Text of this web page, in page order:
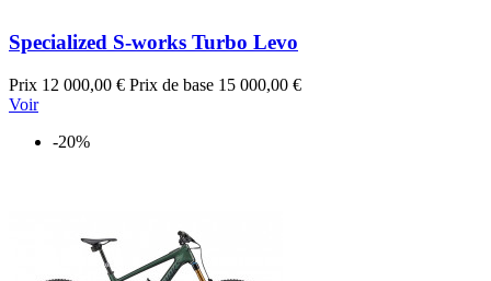
Specialized S-works Turbo Levo
Prix 12 000,00 € Prix de base 15 000,00 €
Voir
-20%